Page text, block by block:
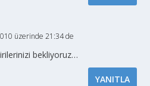
üzerinde 21:34 de
bekliyoruz…
YANITLA